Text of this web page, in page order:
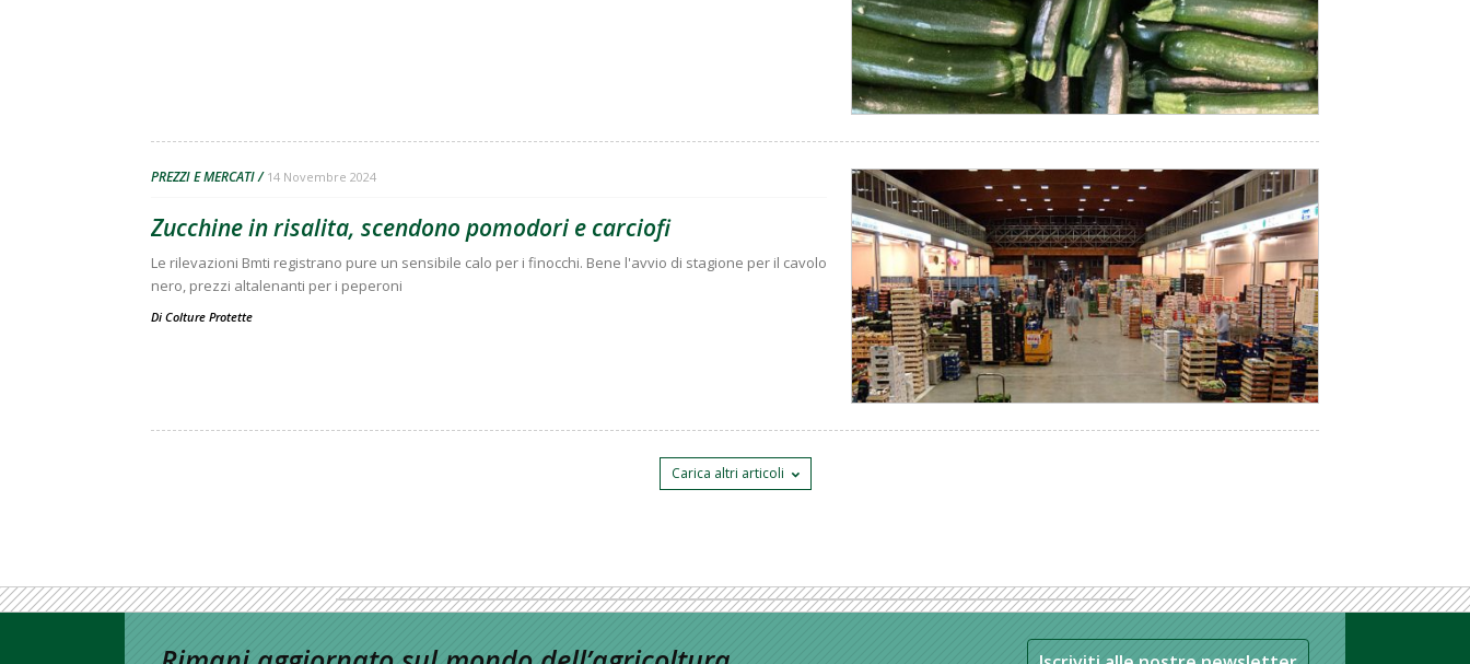
PREZZI E MERCATI 14 Novembre 2024
Zucchine in risalita, scendono pomodori e carciofi
Le rilevazioni Bmti registrano pure un sensibile calo per i finocchi. Bene l'avvio di stagione per il cavolo
nero, prezzi altalenanti per i peperoni
Di Colture Protette
Carica altri articoli